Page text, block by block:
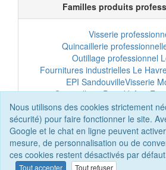
Nous utilisons des cookies strictement
sécurité) pour faire fonctionner le site.
Google et le chat en ligne peuvent
mesure, de personnalisation ou de
ces cookies restent désactivés par
Tout accepter Tout refuser
Familles produits
Visserie
Quincaillerie
Outillage professionnel
Fournitures industrielles Le
EPI SandouvilleVisserie
Quincaillerie Port-Jérôme
EPI professionnelOutillage
Acier professionnelTôles
Scellement chimique